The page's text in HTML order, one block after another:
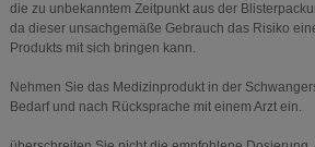
die zu unbekanntem Zeitpunkt aus der
da dieser unsachgemäße Gebrauch das Risiko
Produkts mit sich bringen kann.
Nehmen Sie das Medizinprodukt in der
Bedarf und nach Rücksprache mit einem Arzt ein.